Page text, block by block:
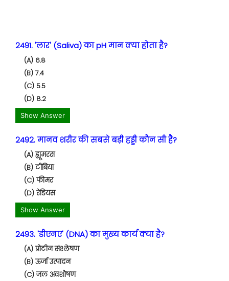
2491. 'लार' (Saliva) का pH मान क्या होता है?
(A) 6.8
(B) 7.4
(C) 5.5
(D) 8.2
Show Answer
2492. मानव शरीर की सबसे बड़ी हड्डी कौन सी है?
(A) ह्यूमरस
(B) टीबिया
(C) फीमर
(D) रेडियस
Show Answer
2493. 'डीएनए' (DNA) का मुख्य कार्य क्या है?
(A) प्रोटीन संश्लेषण
(B) ऊर्जा उत्पादन
(C) जल अवशोषण